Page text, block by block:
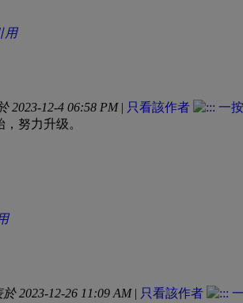
用
2023-12-4 06:58 PM| 只看該作者
努力升级。
於 2023-12-26 11:09 AM| 只看該作者